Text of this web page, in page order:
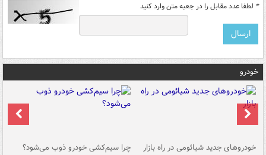
* لطفا عدد مقابل را در جعبه متن وارد کنید
خودرو
خودروهای جدید شیائومی در راه بازار چرا سیم‌کشی خودرو ذوب می‌شود؟